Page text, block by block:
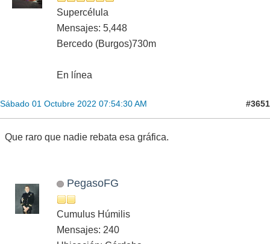
Supercélula
Mensajes: 5,448
Bercedo (Burgos)730m
En línea
Sábado 01 Octubre 2022 07:54:30 AM #3651
Que raro que nadie rebata esa gráfica.
PegasoFG
Cumulus Húmilis
Mensajes: 240